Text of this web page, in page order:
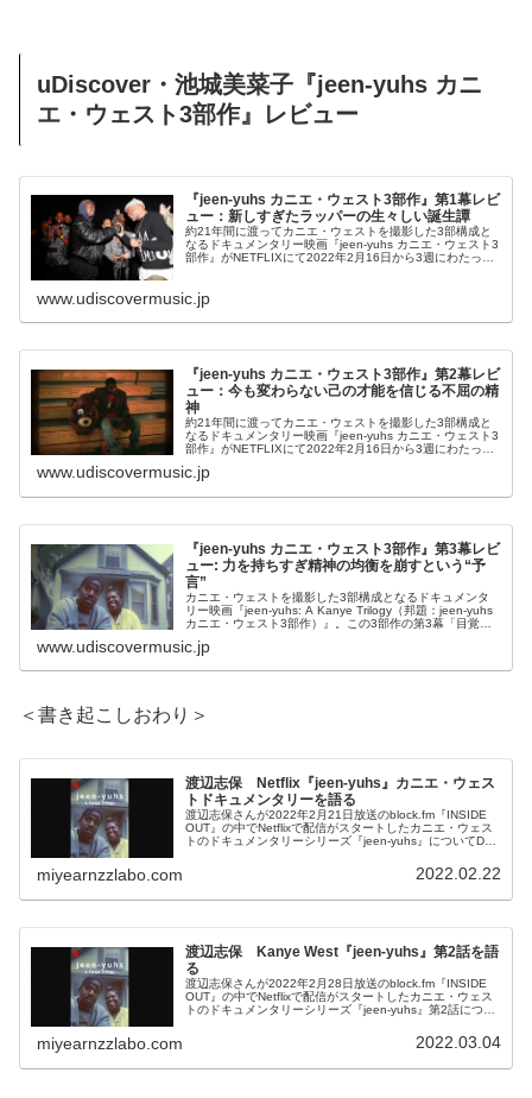
uDiscover・池城美菜子『jeen-yuhs カニ
エ・ウェスト3部作』レビュー
『jeen-yuhs カニエ・ウェスト3部作』第1幕レビ
ュー：新しすぎたラッパーの生々しい誕生譚
約21年間に渡ってカニエ・ウェストを撮影した3部構成と
なるドキュメンタリー映画『jeen-yuhs カニエ・ウェスト3
部作』がNETFLIXにて2022年2月16日から3週にわたって
www.udiscovermusic.jp
『jeen-yuhs カニエ・ウェスト3部作』第2幕レビ
ュー：今も変わらない己の才能を信じる不屈の精
神
約21年間に渡ってカニエ・ウェストを撮影した3部構成と
なるドキュメンタリー映画『jeen-yuhs カニエ・ウェスト3
部作』がNETFLIXにて2022年2月16日から3週にわたって
載
www.udiscovermusic.jp
『jeen-yuhs カニエ・ウェスト3部作』第3幕レビ
ュー: 力を持ちすぎ精神の均衡を崩すという“予
言”
カニエ・ウェストを撮影した3部構成となるドキュメンタ
リー映画『jeen-yuhs: A Kanye Trilogy（邦題：jeen-yuhs
カニエ・ウェスト3部作）』。この3部作の第3幕「目覚
www.udiscovermusic.jp
＜書き起こしおわり＞
渡辺志保 Netflix『jeen-yuhs』カニエ・ウェス
トドキュメンタリーを語る
渡辺志保さんが2022年2月21日放送のblock.fm『INSIDE
OUT』の中でNetflixで配信がスタートしたカニエ・ウェス
トのドキュメンタリーシリーズ『jeen-yuhs』についてDJ
miyearnzzlabo.com 2022.02.22
渡辺志保 Kanye West『jeen-yuhs』第2話を語
る
渡辺志保さんが2022年2月28日放送のblock.fm『INSIDE
OUT』の中でNetflixで配信がスタートしたカニエ・ウェス
トのドキュメンタリーシリーズ『jeen-yuhs』第2話につい
miyearnzzlabo.com 2022.03.04